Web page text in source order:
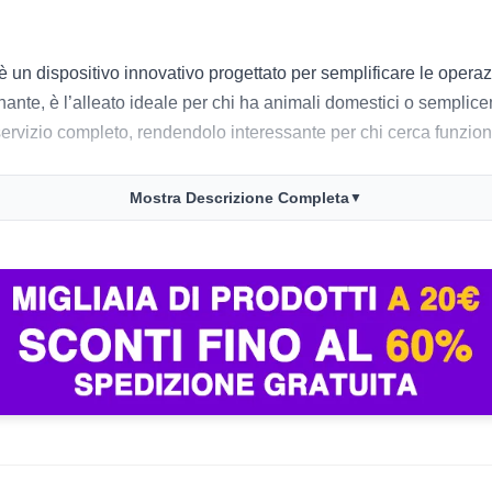
un dispositivo innovativo progettato per semplificare le
è l’alleato ideale per chi ha animali domestici o
completo, rendendolo interessante per chi cerca
precisione, grazie alla quale è in grado di pianificare
riconoscimento automatico dei tappeti aumenta la potenza
che garantisce un’autonomia di 160 minuti, permettendo di
Mostra Descrizione Completa▼